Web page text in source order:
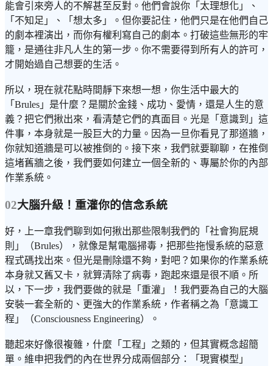
能會引來旁人的不解甚至反對。他們會說你「太理想化」、
「不知足」、「想太多」。但你要記住，他們只是在他們自己
的劇本裡演出，而你有權利寫自己的劇本。打破這些無形的牢
籠，是通往非凡人生的第一步。你不需要得到所有人的許可，
才開始過自己想要的生活。
所以，現在就花點時間靜下來想一想，你生活中最大的
「Brules」是什麼？是關於金錢、成功、愛情，還是人生的意
義？把它們揪出來，看清楚它們的真面目。光是「意識到」這
件事，本身就是一股巨大的力量。因為一旦你看見了那道牆，
你就知道牆是可以被推倒的。接下來，我們就要聊聊，在推倒
這堵舊牆之後，我們要如何建立一個全新的、專屬於你的內部
作業系統。
02大腦升級！重灌你的信念系統
好，上一章我們聊到如何揪出那些限制我們的「社會狗屁規
則」（Brules），就像是幫電腦掃毒，把那些拖慢系統的惡意
程式碼找出來。但光是刪除還不夠，對吧？如果你的作業系統
本身就又舊又卡，就算清除了病毒，跑起來還是很不順。所
以，下一步，我們要做的就是「重灌」！我們要為自己的大腦
安裝一套全新的、更強大的作業系統，作者稱之為「意識工
程」（Consciousness Engineering）。
聽起來好像很複雜，什麼「工程」之類的，但其實概念超簡
單。維申把我們的內在世界分成兩個部分：「現實模型」